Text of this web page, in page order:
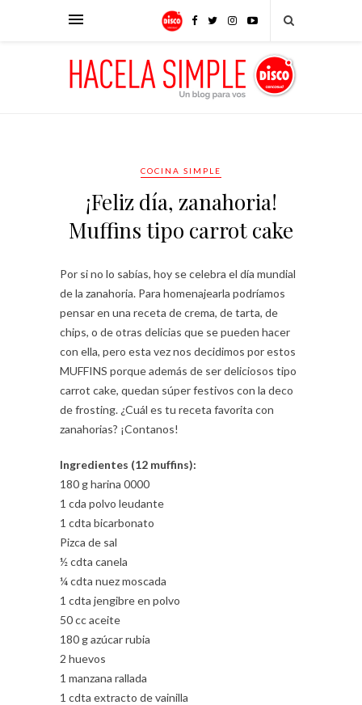
COCINA SIMPLE
¡Feliz día, zanahoria!
Muffins tipo carrot cake
Por si no lo sabías, hoy se celebra el día mundial
de la zanahoria. Para homenajearla podríamos
pensar en una receta de crema, de tarta, de
chips, o de otras delicias que se pueden hacer
con ella, pero esta vez nos decidimos por estos
MUFFINS porque además de ser deliciosos tipo
carrot cake, quedan súper festivos con la deco
de frosting. ¿Cuál es tu receta favorita con
zanahorias? ¡Contanos!
Ingredientes (12 muffins):
180 g harina 0000
1 cda polvo leudante
1 cdta bicarbonato
Pizca de sal
½ cdta canela
¼ cdta nuez moscada
1 cdta jengibre en polvo
50 cc aceite
180 g azúcar rubia
2 huevos
1 manzana rallada
1 cdta extracto de vainilla